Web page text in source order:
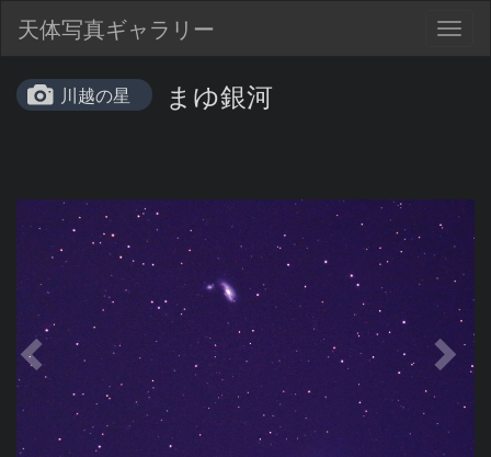
天体写真ギャラリー
川越の星 まゆ銀河